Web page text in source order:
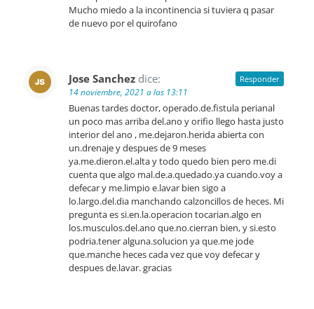
Mucho miedo a la incontinencia si tuviera q pasar
de nuevo por el quirofano
Jose Sanchez dice:
14 noviembre, 2021 a las 13:11
Buenas tardes doctor, operado.de.fistula perianal
un poco mas arriba del.ano y orifio llego hasta justo
interior del ano , me.dejaron.herida abierta con
un.drenaje y despues de 9 meses
ya.me.dieron.el.alta y todo quedo bien pero me.di
cuenta que algo mal.de.a.quedado.ya cuando.voy a
defecar y me.limpio e.lavar bien sigo a
lo.largo.del.dia manchando calzoncillos de heces. Mi
pregunta es si.en.la.operacion tocarian.algo en
los.musculos.del.ano que.no.cierran bien, y si.esto
podria.tener alguna.solucion ya que.me jode
que.manche heces cada vez que voy defecar y
despues de.lavar. gracias
Responder